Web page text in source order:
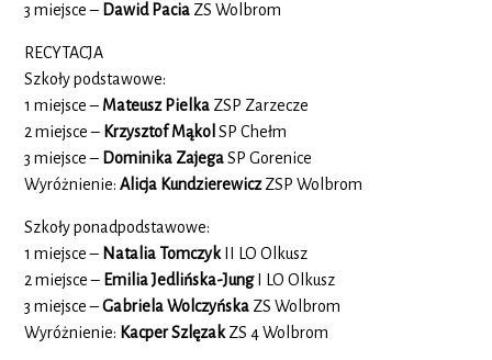
3 miejsce – Dawid Pacia ZS Wolbrom
RECYTACJA
Szkoły podstawowe:
1 miejsce – Mateusz Pielka ZSP Zarzecze
2 miejsce – Krzysztof Mąkol SP Chełm
3 miejsce – Dominika ZajegaSP Gorenice
Wyróżnienie:Alicja KundzierewiczZSP Wolbrom
Szkoły ponadpodstawowe:
1 miejsce – Natalia TomczykII LO Olkusz
2 miejsce – Emilia Jedlińska-JungI LO Olkusz
3 miejsce –Gabriela Wolczyńska ZS Wolbrom
Wyróżnienie: Kacper SzlęzakZS 4 Wolbrom